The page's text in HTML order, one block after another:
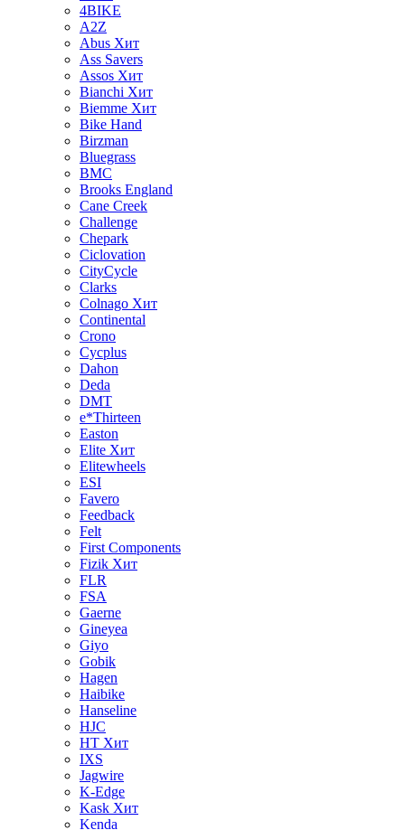
4BIKE
A2Z
Abus Хит
Ass Savers
Assos Хит
Bianchi Хит
Biemme Хит
Bike Hand
Birzman
Bluegrass
BMC
Brooks England
Cane Creek
Challenge
Chepark
Ciclovation
CityCycle
Clarks
Colnago Хит
Continental
Crono
Cycplus
Dahon
Deda
DMT
e*Thirteen
Easton
Elite Хит
Elitewheels
ESI
Favero
Feedback
Felt
First Components
Fizik Хит
FLR
FSA
Gaerne
Gineyea
Giyo
Gobik
Hagen
Haibike
Hanseline
HJC
HT Хит
IXS
Jagwire
K-Edge
Kask Хит
Kenda